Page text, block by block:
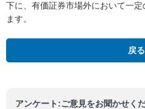
下に、有価証券市場外において一
ます。
戻る
アンケート:ご意見をお聞かせく